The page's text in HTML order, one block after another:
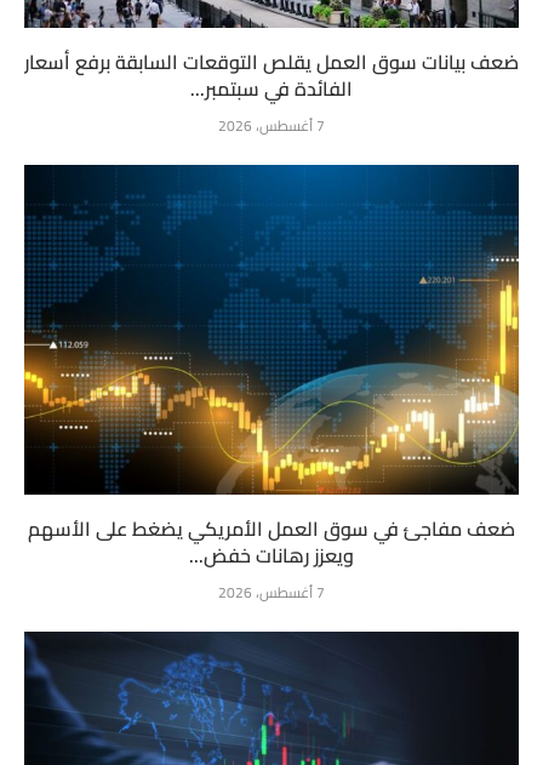
ضعف بيانات سوق العمل يقلص التوقعات السابقة برفع أسعار
الفائدة في سبتمبر...
7 أغسطس، 2026
ضعف مفاجئ في سوق العمل الأمريكي يضغط على الأسهم
ويعزز رهانات خفض...
7 أغسطس، 2026